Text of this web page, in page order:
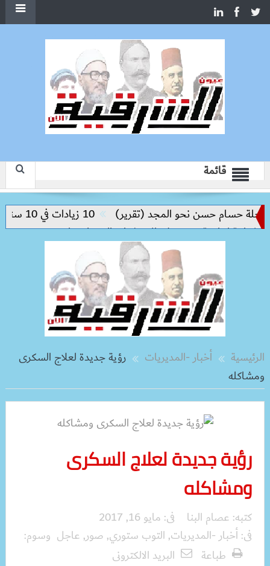
قائمة
حسام حسن نحو المجد (تقرير)
10 زيادات في 10 سنوات.. هل حان الوقت لرفع دعم البنزين نهائيا؟
ترتكز على الاستثمار والتكنولوجيا
الرئيسية أخبار -المديريات
رؤية جديدة لعلاج السكرى
ومشاكله
رؤية جديدة لعلاج السكرى
ومشاكله
كتبه: عصام البنا فى: مايو 16, 2017
فى:أخبار -المديريات, التوب ستوري, صور, عاجل وسوم:
طباعة
البريد الالكترونى